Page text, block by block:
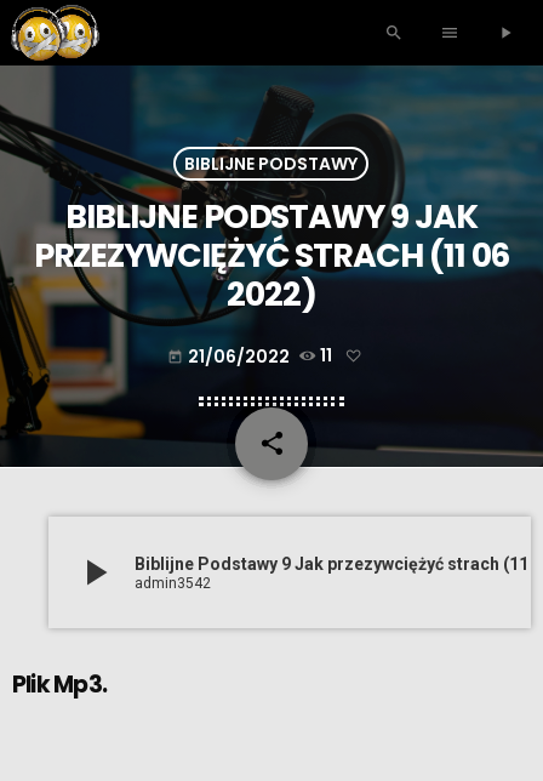
search menu play_arrow
BIBLIJNE PODSTAWY
BIBLIJNE PODSTAWY 9 JAK
PRZEZYWCIĘŻYĆ STRACH (11 06
2022)
today 21/06/2022 11
share
email
play_arrow admin3542
Plik Mp3.